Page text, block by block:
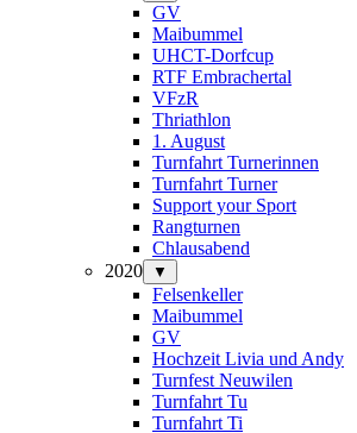
GV
Maibummel
UHCT-Dorfcup
RTF Embrachertal
VFzR
Thriathlon
1. August
Turnfahrt Turnerinnen
Turnfahrt Turner
Support your Sport
Rangturnen
Chlausabend
2020
▼
Felsenkeller
Maibummel
GV
Hochzeit Livia und Andy
Turnfest Neuwilen
Turnfahrt Tu
Turnfahrt Ti